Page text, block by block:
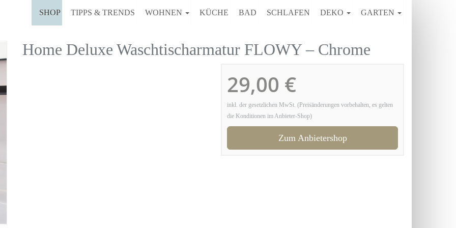
SHOP TIPPS & TRENDS WOHNEN KÜCHE BAD SCHLAFEN DEKO GARTEN
Home Deluxe Waschtischarmatur FLOWY – Chrome
29,00 €
inkl. der gesetzlichen MwSt. (Preisänderungen vorbehalten, es gelten
die Konditionen im Anbieter-Shop)
Zum Anbietershop